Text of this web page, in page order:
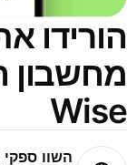
השוו ספקי